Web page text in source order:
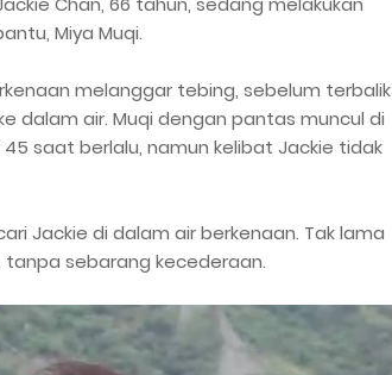
Miya Muqi.
melanggar tebing, sebelum terbalik
dalam air. Muqi dengan pantas muncul di
saat berlalu, namun kelibat Jackie tidak
Jackie di dalam air berkenaan. Tak lama
tanpa sebarang kecederaan.